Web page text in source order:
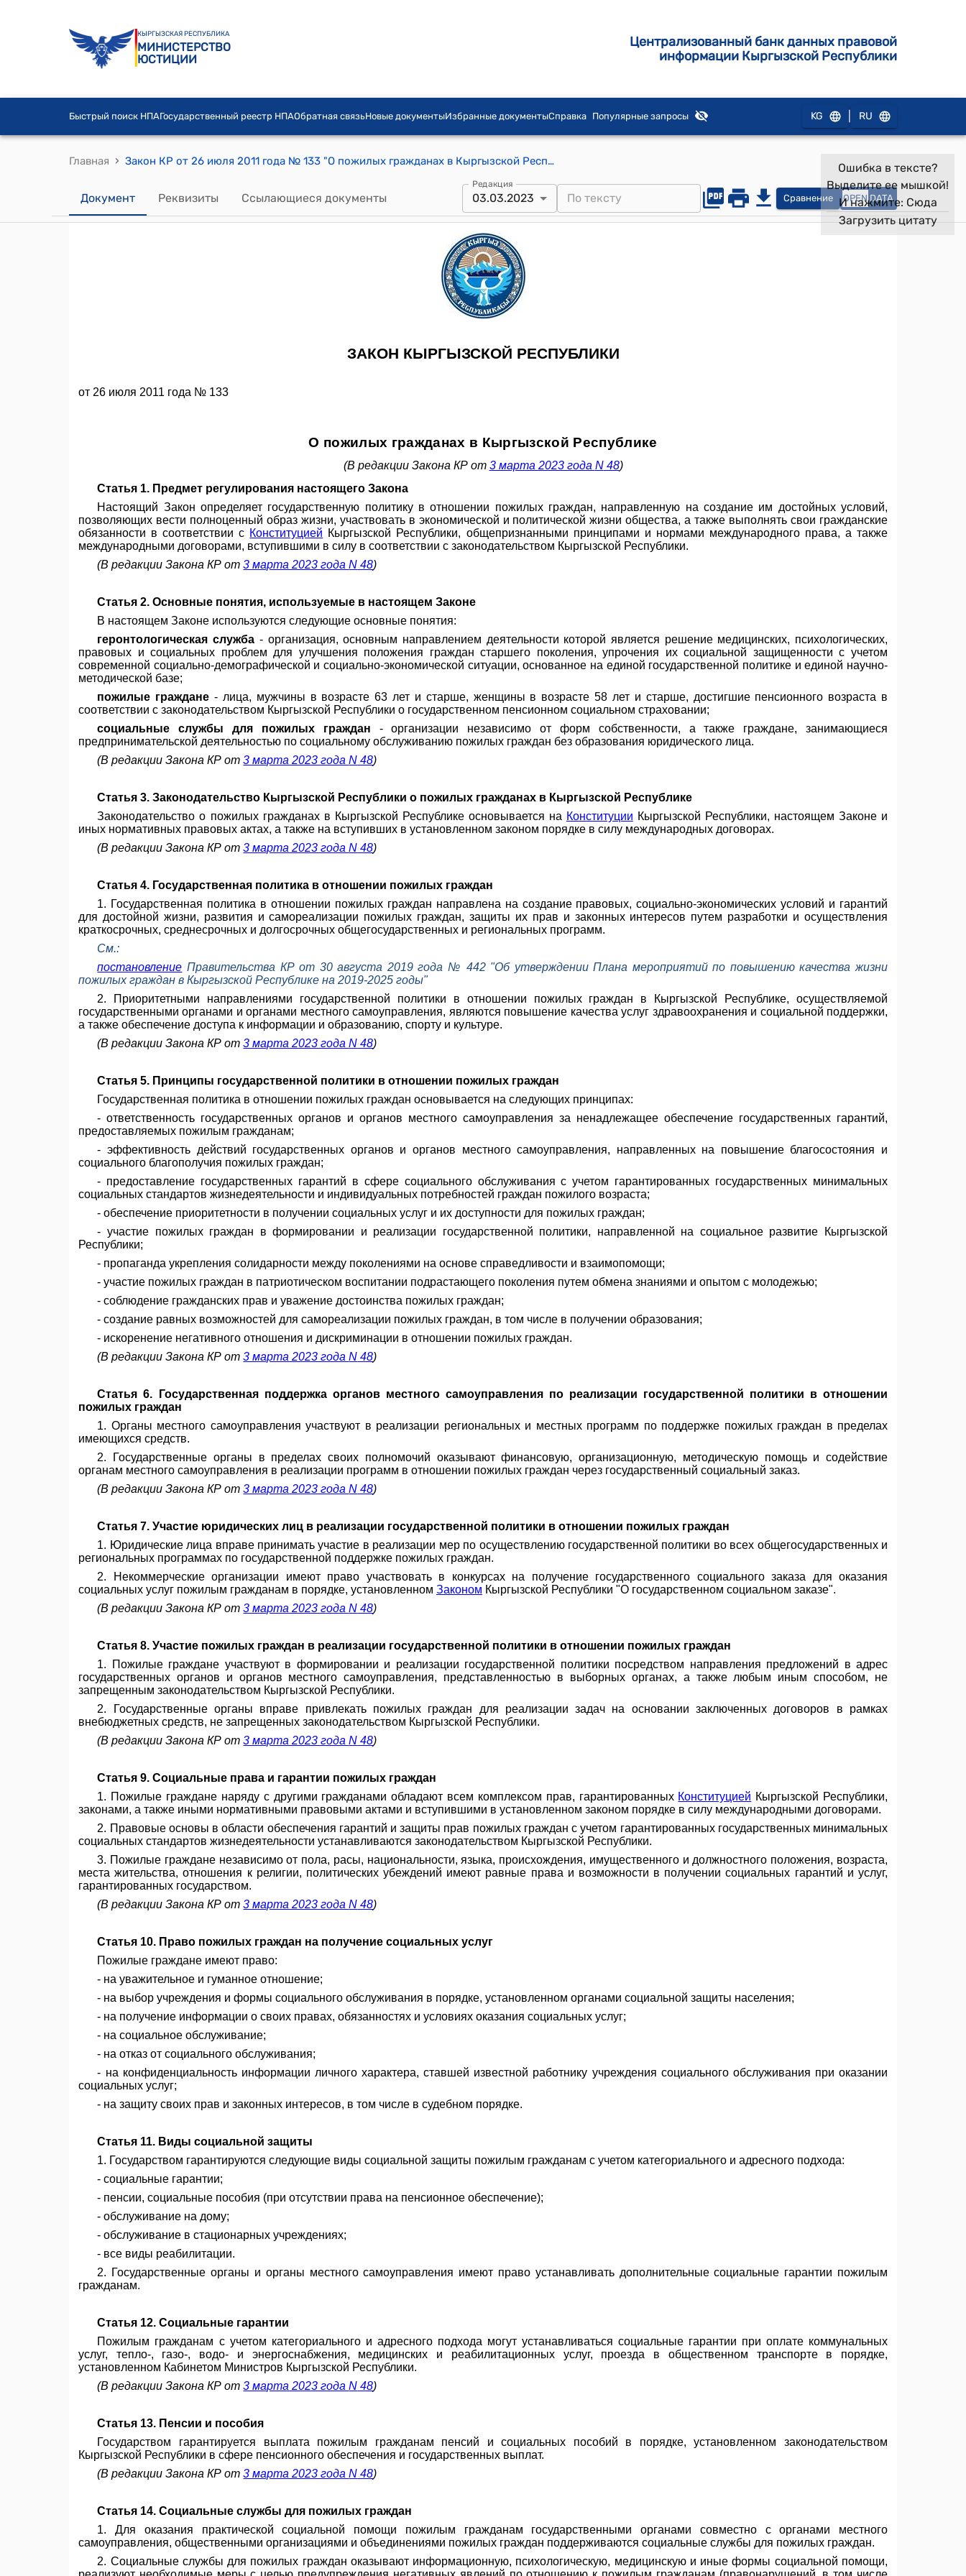
КЫРГЫЗСКАЯ РЕСПУБЛИКА
МИНИСТЕРСТВО
ЮСТИЦИИ
Централизованный банк данных правовой
информации Кыргызской Республики
Быстрый поиск НПАГосударственный реестр НПАОбратная связьНовые документыИзбранные документыСправка Популярные запросы KG RU
Главная › Закон КР от 26 июля 2011 года № 133 "О пожилых гражданах в Кыргызской Республике"
Документ Реквизиты Ссылающиеся документы
Редакция
03.03.2023 Сравнение OPEN DATA
Ошибка в тексте?
Выделите ее мышкой!
И нажмите: Сюда
Загрузить цитату